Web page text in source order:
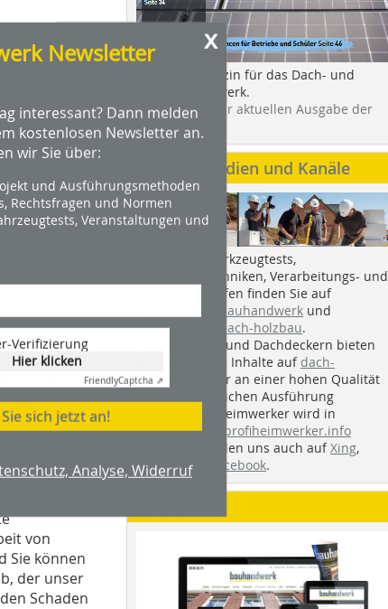
und
war ein
führt die
durch.
etwaige
es sich bei
von
Raum
sich
die
eigenem
von
Sie können
der unser
Schaden
x
Newsletter
interessant? Dann melden
kostenlosen Newsletter an.
wir Sie über:
und Ausführungsmethoden
Rechtsfragen und Normen
Veranstaltungen und
Verifizierung
Hier klicken
Friendly Captcha ⇗
sich jetzt an!
Analyse, Widerruf
Das Profimagazin für das Dach- und
Holzbauhandwerk.
Hier geht es zur aktuellen Ausgabe der
dach+holzbau.
Weitere Medien und Kanäle
Videos von Werkzeugtests,
Handwerkstechniken, Verarbeitungs- und
Montageabläufen finden Sie auf
youtube.com/bauhandwerk und
youtube.com/dach-holzbau.
Zimmerleuten und Dachdeckern bieten
wir spannende Inhalte auf dach-
holzbau.de
, der an einer hohen Qualität
der handwerklichen Ausführung
interessierte Heimwerker wird in
unserem Blog
profiheimwerker.info
fündig. Sie finden uns auch aufXing,
Twitterund Facebook.